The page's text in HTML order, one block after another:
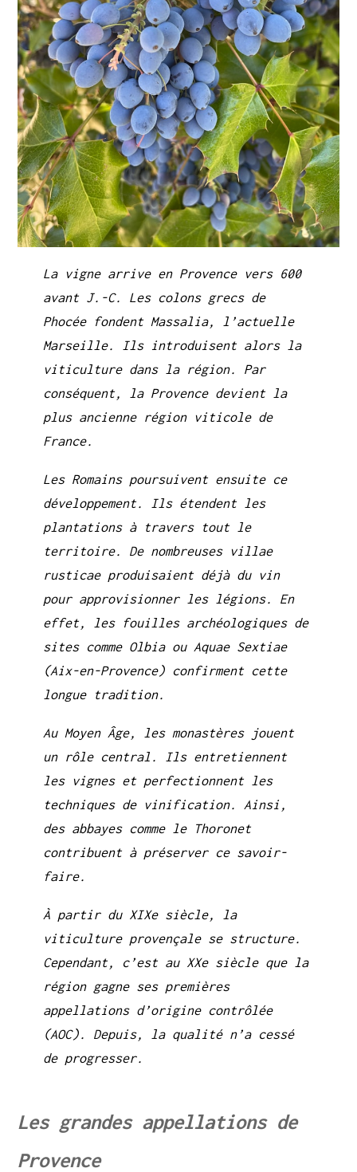
La vigne arrive en Provence vers 600
avant J.-C. Les colons grecs de
Phocée fondent Massalia, l’actuelle
Marseille. Ils introduisent alors la
viticulture dans la région. Par
conséquent, la Provence devient la
plus ancienne région viticole de
France.
Les Romains poursuivent ensuite ce
développement. Ils étendent les
plantations à travers tout le
territoire. De nombreuses villae
rusticae produisaient déjà du vin
pour approvisionner les légions. En
effet, les fouilles archéologiques de
sites comme Olbia ou Aquae Sextiae
(Aix-en-Provence) confirment cette
longue tradition.
Au Moyen Âge, les monastères jouent
un rôle central. Ils entretiennent
les vignes et perfectionnent les
techniques de vinification. Ainsi,
des abbayes comme le Thoronet
contribuent à préserver ce savoir-
faire.
À partir du XIXe siècle, la
viticulture provençale se structure.
Cependant, c’est au XXe siècle que la
région gagne ses premières
appellations d’origine contrôlée
(AOC). Depuis, la qualité n’a cessé
de progresser.
Les grandes appellations de
Provence